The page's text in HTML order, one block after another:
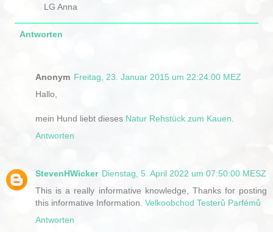
LG Anna
Antworten
Anonym Freitag, 23. Januar 2015 um 22:24:00 MEZ
Hallo,
mein Hund liebt dieses Natur Rehstück zum Kauen
Antworten
StevenHWicker Dienstag, 5. April 2022 um 07:50:00 MESZ
This is a really informative knowledge, Thanks for posting
this informative Information. Velkoobchod Testerů Parfémů
Antworten